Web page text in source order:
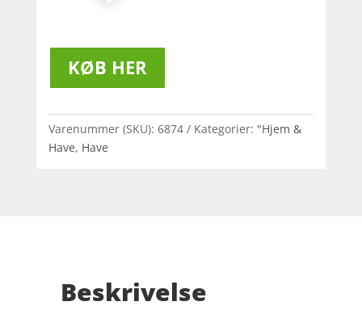
KØB HER
Varenummer (SKU): 6874 Kategorier: "Hjem &
Have, Have
Beskrivelse